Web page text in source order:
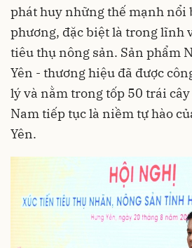
phát huy những thế mạnh nổi
phương, đặc biệt là trong lĩnh
tiêu thụ nông sản. Sản phẩm
Yên - thương hiệu đã được
lý và nằm trong tốp 50 trái
Nam tiếp tục là niềm tự hào
Yên.